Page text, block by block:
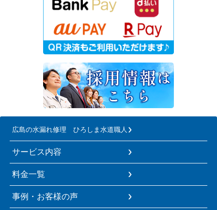
広島の水漏れ修理 ひろしま水道職人
サービス内容
料金一覧
事例・お客様の声